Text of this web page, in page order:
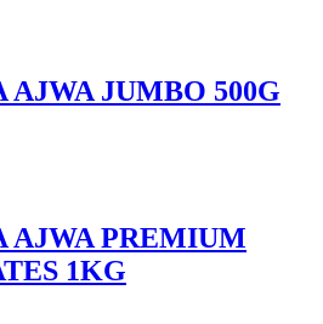
JUMBO 500G
AJWA PREMIUM
1KG